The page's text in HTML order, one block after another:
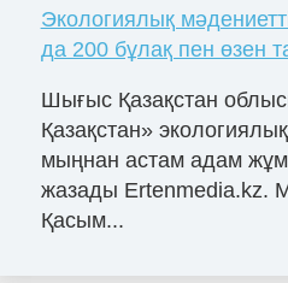
Экологиялық
да 200 бұлақ пен өзен
Шығыс Қазақстан
Қазақстан»
мыңнан астам адам
жазады Ertenmedia.kz.
Қасым...